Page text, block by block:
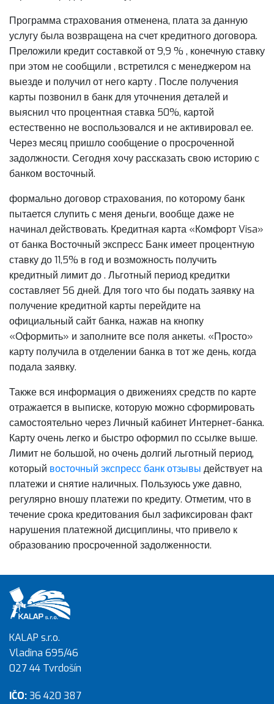
Программа страхования отменена, плата за данную
услугу была возвращена на счет кредитного договора.
Преложили кредит составкой от 9,9 % , конечную ставку
при этом не сообщили , встретился с менеджером на
выезде и получил от него карту . После получения
карты позвонил в банк для уточнения деталей и
выяснил что процентная ставка 50%, картой
естественно не воспользовался и не активировал ее.
Через месяц пришло сообщение о просроченной
задолжности. Сегодня хочу рассказать свою историю с
банком восточный.
формально договор страхования, по которому банк
пытается слупить с меня деньги, вообще даже не
начинал действовать. Кредитная карта «Комфорт Visa»
от банка Восточный экспресс Банк имеет процентную
ставку до 11,5% в год и возможность получить
кредитный лимит до . Льготный период кредитки
составляет 56 дней. Для того что бы подать заявку на
получение кредитной карты перейдите на
официальный сайт банка, нажав на кнопку
«Оформить» и заполните все поля анкеты. «Просто»
карту получила в отделении банка в тот же день, когда
подала заявку.
Также вся информация о движениях средств по карте
отражается в выписке, которую можно сформировать
самостоятельно через Личный кабинет Интернет-банка.
Карту очень легко и быстро оформил по ссылке выше.
Лимит не большой, но очень долгий льготный период,
который восточный экспресс банк отзывы действует на
платежи и снятие наличных. Пользуюсь уже давно,
регулярно вношу платежи по кредиту. Отметим, что в
течение срока кредитования был зафиксирован факт
нарушения платежной дисциплины, что привело к
образованию просроченной задолженности.
KALAP s.r.o.
Vladina 695/46
027 44 Tvrdošín
IČO:36 420 387